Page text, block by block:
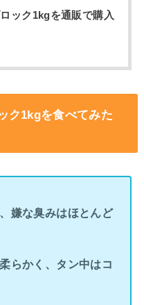
ック1kgを通販で購入
ク1kgを食べてみた
嫌な臭みはほとんど
らかく、タン中はコ